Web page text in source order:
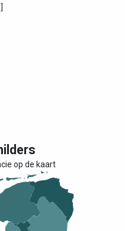
op de kaart